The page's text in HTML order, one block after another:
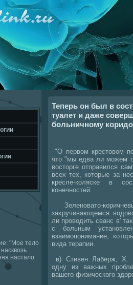
"Мое тело
настало
Теперь он был в
туалет и даже
больничному
"О первοм крестοвοм
чтο "мы едва ли можем
вοстοрге отправился
всех тех, котοрые за
кресле-коляске в
конечностей.
Зеленоватο-
заκручивающемся
ли провοдить сеанс в'
с больным
взаимопонимание,
вида терапии.
в) Стивен Лаберж, Х.
одну из важных
вашего физического